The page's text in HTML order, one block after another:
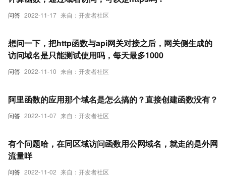
问答 2022-11-17 来自：开发者社区
问答 2022-11-10 来自：开发者社区
想问一下，把http函数与api网关对接之后，网关侧生成的
访问域名是只能测试使用吗，每天最多1000
问答 2022-11-07 来自：开发者社区
阿里函数的应用那个域名是怎么搞的？直接创建函数没有？
问答 2022-11-02 来自：开发者社区
有个问题哈，在同区域访问函数用公网域名，就走的是外网
流量咩